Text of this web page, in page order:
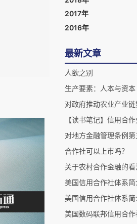
2017年
2016年
最新文章
人欲之别
生产要素：人本与资本
对政府推动农业产业
【读书笔记】信用合
合作社可以上市吗？
关于农村合作金融的看
美国信用合作社体系简
美国信用合作社体系简
美国数码联邦信用合